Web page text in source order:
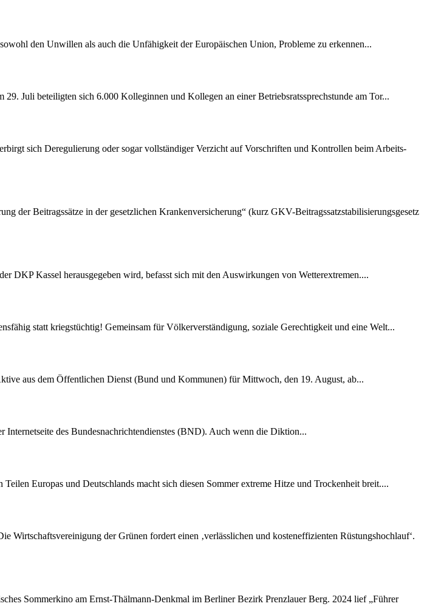
den Unwillen als auch die Unfähigkeit der Europäischen Union, Probleme zu erkennen...
Juli beteiligten sich 6.000 Kolleginnen und Kollegen an einer Betriebsratssprechstunde am Tor...
sich Deregulierung oder sogar vollständiger Verzicht auf Vorschriften und Kontrollen beim Arbeits-
der Beitragssätze in der gesetzlichen Krankenversicherung“ (kurz GKV-Beitragssatzstabilisierungsgesetz
DKP Kassel herausgegeben wird, befasst sich mit den Auswirkungen von Wetterextremen....
statt kriegstüchtig! Gemeinsam für Völkerverständigung, soziale Gerechtigkeit und eine Welt...
aus dem Öffentlichen Dienst (Bund und Kommunen) für Mittwoch, den 19. August, ab...
des Bundesnachrichtendienstes (BND). Auch wenn die Diktion...
Europas und Deutschlands macht sich diesen Sommer extreme Hitze und Trockenheit breit....
der Grünen fordert einen ‚verlässlichen und kosteneffizienten Rüstungshochlauf‘.
Sommerkino am Ernst-Thälmann-Denkmal im Berliner Bezirk Prenzlauer Berg. 2024 lief „Führer